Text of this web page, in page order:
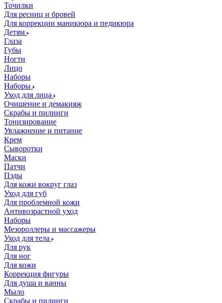
Точилки
Для ресниц и бровей
Для коррекции маникюра и педикюра
Детям
Глаза
Губы
Ногти
Лицо
Наборы
Наборы
Уход для лица
Очищение и демакияж
Скрабы и пилинги
Тонизирование
Увлажнение и питание
Крем
Сыворотки
Маски
Патчи
Пэды
Для кожи вокруг глаз
Уход для губ
Для проблемной кожи
Антивозрастной уход
Наборы
Мезороллеры и массажеры
Уход для тела
Для рук
Для ног
Для кожи
Коррекция фигуры
Для душа и ванны
Мыло
Скрабы и пилинги